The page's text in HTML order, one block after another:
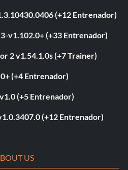
(+12 Entrenador)
v1.102.0+ (+33 Entrenador)
2 v1.54.1.0s (+7 Trainer)
(+4 Entrenador)
(+5 Entrenador)
(+12 Entrenador)
US